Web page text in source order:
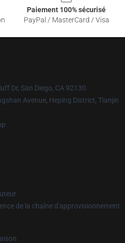
Paiement 100% sécurisé
PayPal / MasterCard / Visa
Dr, San Diego, CA 92130
Avenue, Heping District, Tianjin
de la chaîne d'approvisionnement